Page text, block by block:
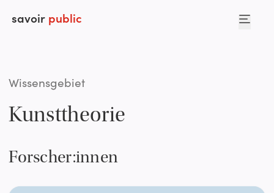
savoir public
Wissensgebiet
Kunsttheorie
Forscher:innen